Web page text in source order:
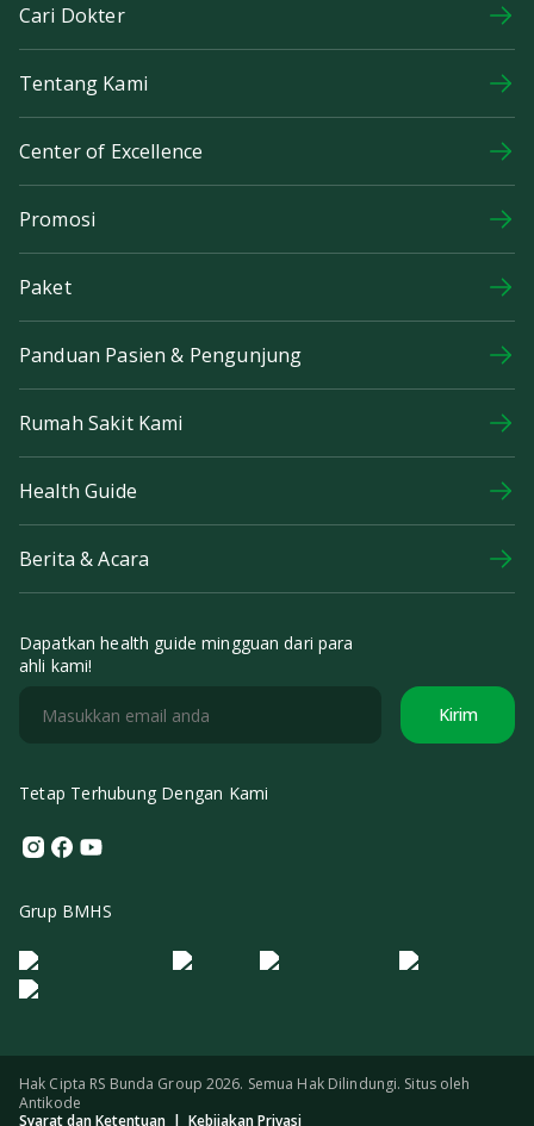
Cari Dokter
Tentang Kami
Center of Excellence
Promosi
Paket
Panduan Pasien & Pengunjung
Rumah Sakit Kami
Health Guide
Berita & Acara
Dapatkan health guide mingguan dari para
ahli kami!
Kirim
Tetap Terhubung Dengan Kami
Instagram
Facebook
Youtube
Grup BMHS
Logo Morula IFV Logo ER
Logo Diagnos
Logo IRSI
Hak Cipta RS Bunda Group 2026. Semua Hak Dilindungi. Situs oleh
Antikode
Syarat dan Ketentuan | Kebijakan Privasi